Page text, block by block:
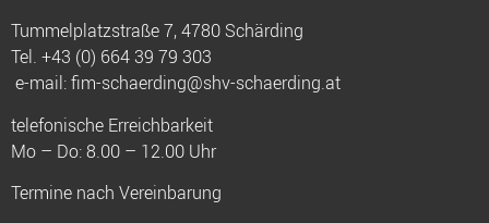
Tummelplatzstraße 7, 4780 Schärding
Tel. +43 (0) 664 39 79 303
e-mail:fim-schaerding@shv-schaerding.at
telefonische Erreichbarkeit
Mo – Do: 8.00 – 12.00 Uhr
Termine nach Vereinbarung